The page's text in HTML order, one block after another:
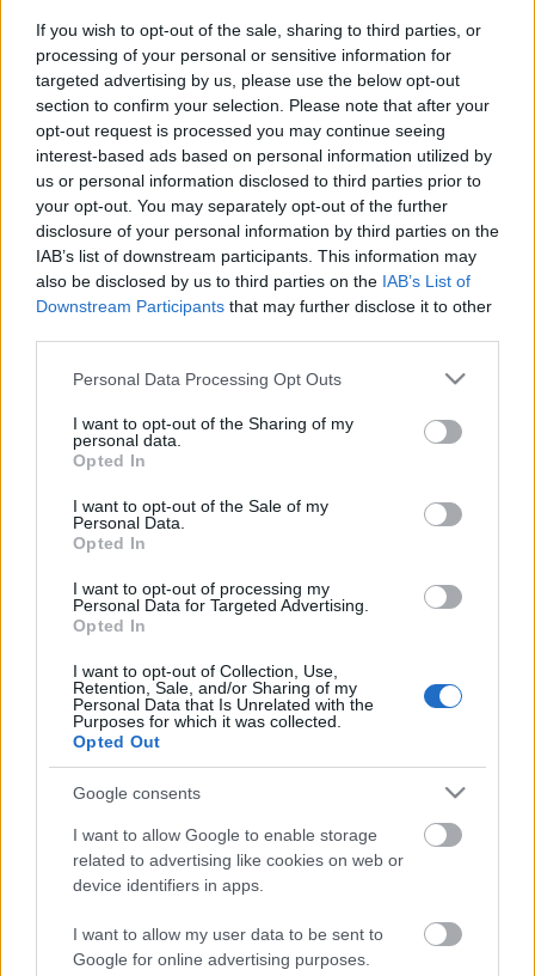
If you wish to opt-out of the sale, sharing to third parties, or
processing of your personal or sensitive information for
targeted advertising by us, please use the below opt-out
section to confirm your selection. Please note that after your
opt-out request is processed you may continue seeing
interest-based ads based on personal information utilized by
us or personal information disclosed to third parties prior to
your opt-out. You may separately opt-out of the further
disclosure of your personal information by third parties on the
IAB’s list of downstream participants. This information may
also be disclosed by us to third parties on the IAB’s List of
Downstream Participants that may further disclose it to other
Please note that this website/app uses one or more Google
not limited to your visit or usage behaviour. You may click to
grant or deny consent to Google and its third-party tags to
use your data for below specified purposes in below Google
consent section.
Personal Data Processing Opt Outs
I want to opt-out of the Sharing of my
personal data.
Opted In
I want to opt-out of the Sale of my
Personal Data.
Opted In
I want to opt-out of processing my
Personal Data for Targeted Advertising.
Opted In
I want to opt-out of Collection, Use,
Retention, Sale, and/or Sharing of my
Personal Data that Is Unrelated with the
Purposes for which it was collected.
Opted Out
Google consents
I want to allow Google to enable storage
related to advertising like cookies on web or
device identifiers in apps.
I want to allow my user data to be sent to
Google for online advertising purposes.
Vannak az embernek dobozai, amibe a felesleges, de
kidobhatatlan dolgait gyűjti, és ha nagyon turkál
bennük, talál eltépett jegyeket is bennük. Domingo
az Erkelben, 1987-ben, Carreras visszatérése
Bécsben, Gruberova, az első Fesztiválzenekar, és ha
csökken is a lelkendezés, azért van egy hátha, hátha
ez tényleg új kezdet, eltehető és elteendő papír
cédulácska, amivel majd igazolni lehet, hogy ott
voltam. De lehet, hogy túlzottak az igények.
Mindenesetre túlzottnak tűnnek Beethoven Nagy
fúgája alatt, leginkább csak azt hallani, hogy nem
mindenki akarja egyformán ezt a művet, Keller
jobban hallható, mint a többiek, viszont néha a nagy
akarástól elég kellemetlen a hegedű hangja. A belső
kettő nagyszerű, de Homoki Gábor meg mintha egy
kicsit kevés volna Kellerrel szemben, nem csak
hangerőként, de személyiségként is, balra lejt a
pódium, vagy hogy is mondjam. A Bartók 5.
vonósnégyes kiegyensúlyozottabb, de halványabb is,
a műveken is múlik, mégis szokatlan érzés, hogy
Beethoven keményebbet üt Bartóknál.
Tudom, hogy nem kell semmit sem siettetni, ha
megvan bennük a szándék és a kitartás, a
vonósnégyeshez még évek kellhetnek. A magam
részéről nagyon örülök, hogy Keller András újra
hegedül, és nem azért, mert addig sem vezényel,
egymásra.
De a jegyet kidobtam. Remélem, megbánom.